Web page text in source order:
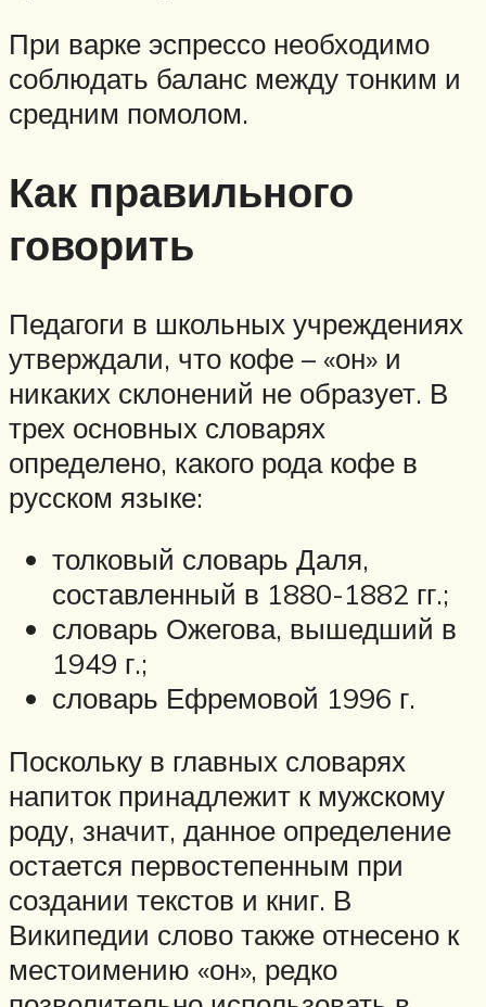
При варке эспрессо необходимо
соблюдать баланс между тонким и
средним помолом.
Как правильного
говорить
Педагоги в школьных учреждениях
утверждали, что кофе – «он» и
никаких склонений не образует. В
трех основных словарях
определено, какого рода кофе в
русском языке:
толковый словарь Даля,
составленный в 1880-1882 гг.;
словарь Ожегова, вышедший в
1949 г.;
словарь Ефремовой 1996 г.
Поскольку в главных словарях
напиток принадлежит к мужскому
роду, значит, данное определение
остается первостепенным при
создании текстов и книг. В
Википедии слово также отнесено к
местоимению «он», редко